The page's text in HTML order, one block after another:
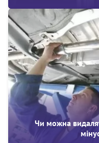
Чи можна